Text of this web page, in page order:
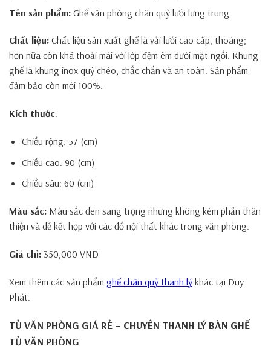
Tên sản phẩm: Ghế văn phòng chân quỳ lưới lưng trung
Chất liệu: Chất liệu sản xuất ghế là vải lưới cao cấp, thoáng;
hơn nữa còn khá thoải mái với lớp đệm êm dưới mặt ngồi. Khung
ghế là khung inox quỳ chéo, chắc chắn và an toàn. Sản phẩm
đảm bảo còn mới 100%.
Kích thước:
Chiều rộng: 57 (cm)
Chiều cao: 90 (cm)
Chiều sâu: 60 (cm)
Màu sắc: Màu sắc đen sang trọng nhưng không kém phần thân
thiện và dễ kết hợp với các đồ nội thất khác trong văn phòng.
Giá chỉ: 350,000 VND
Xem thêm các sản phẩm ghế chân quỳ thanh lý khác tại Duy
Phát.
TỦ VĂN PHÒNG GIÁ RẺ – CHUYÊN THANH LÝ BÀN GHẾ
TỦ VĂN PHÒNG